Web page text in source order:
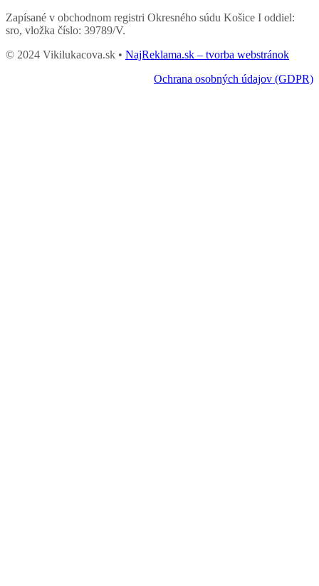
Zapísané v obchodnom registri Okresného súdu Košice I oddiel:
sro, vložka číslo: 39789/V.
© 2024 Vikilukacova.sk • NajReklama.sk – tvorba webstránok
Ochrana osobných údajov (GDPR)